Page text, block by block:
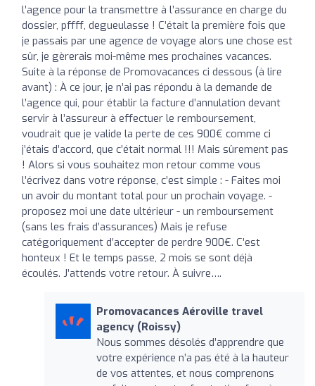
l’agence pour la transmettre à l’assurance en charge du
dossier, pffff, degueulasse ! C’était la première fois que
je passais par une agence de voyage alors une chose est
sûr, je gèrerais moi-même mes prochaines vacances.
Suite à la réponse de Promovacances ci dessous (à lire
avant) : À ce jour, je n’ai pas répondu à la demande de
l’agence qui, pour établir la facture d’annulation devant
servir à l’assureur à effectuer le remboursement,
voudrait que je valide la perte de ces 900€ comme ci
j’étais d’accord, que c’était normal !!! Mais sûrement pas
! Alors si vous souhaitez mon retour comme vous
l’écrivez dans votre réponse, c’est simple : - Faites moi
un avoir du montant total pour un prochain voyage. -
proposez moi une date ultérieur - un remboursement
(sans les frais d’assurances) Mais je refuse
catégoriquement d’accepter de perdre 900€. C’est
honteux ! Et le temps passe, 2 mois se sont déjà
écoulés. J’attends votre retour. À suivre….
Promovacances Aéroville travel
agency (Roissy)
Nous sommes désolés d’apprendre que
votre expérience n’a pas été à la hauteur
de vos attentes, et nous comprenons